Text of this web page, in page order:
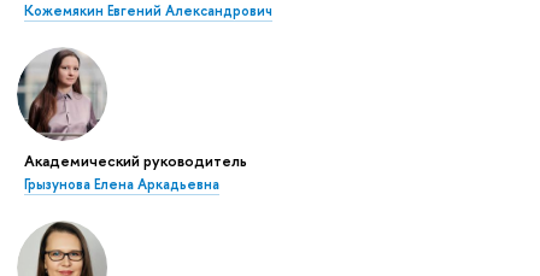
Кожемякин Евгений Александрович
Академический руководитель
Грызунова Елена Аркадьевна